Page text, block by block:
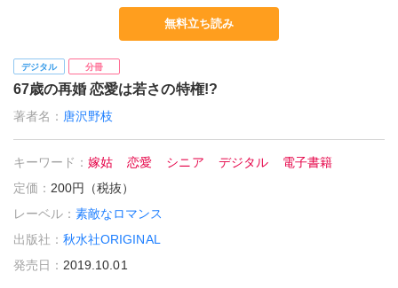
無料立ち読み
デジタル 分冊
67歳の再婚 恋愛は若さの特権!?
著者名： 唐沢野枝
キーワード：嫁姑 恋愛 シニア デジタル
電子書籍
定価： 200円（税抜）
レーベル：素敵なロマンス
出版社：秋水社ORIGINAL
発売日： 2019.10.01